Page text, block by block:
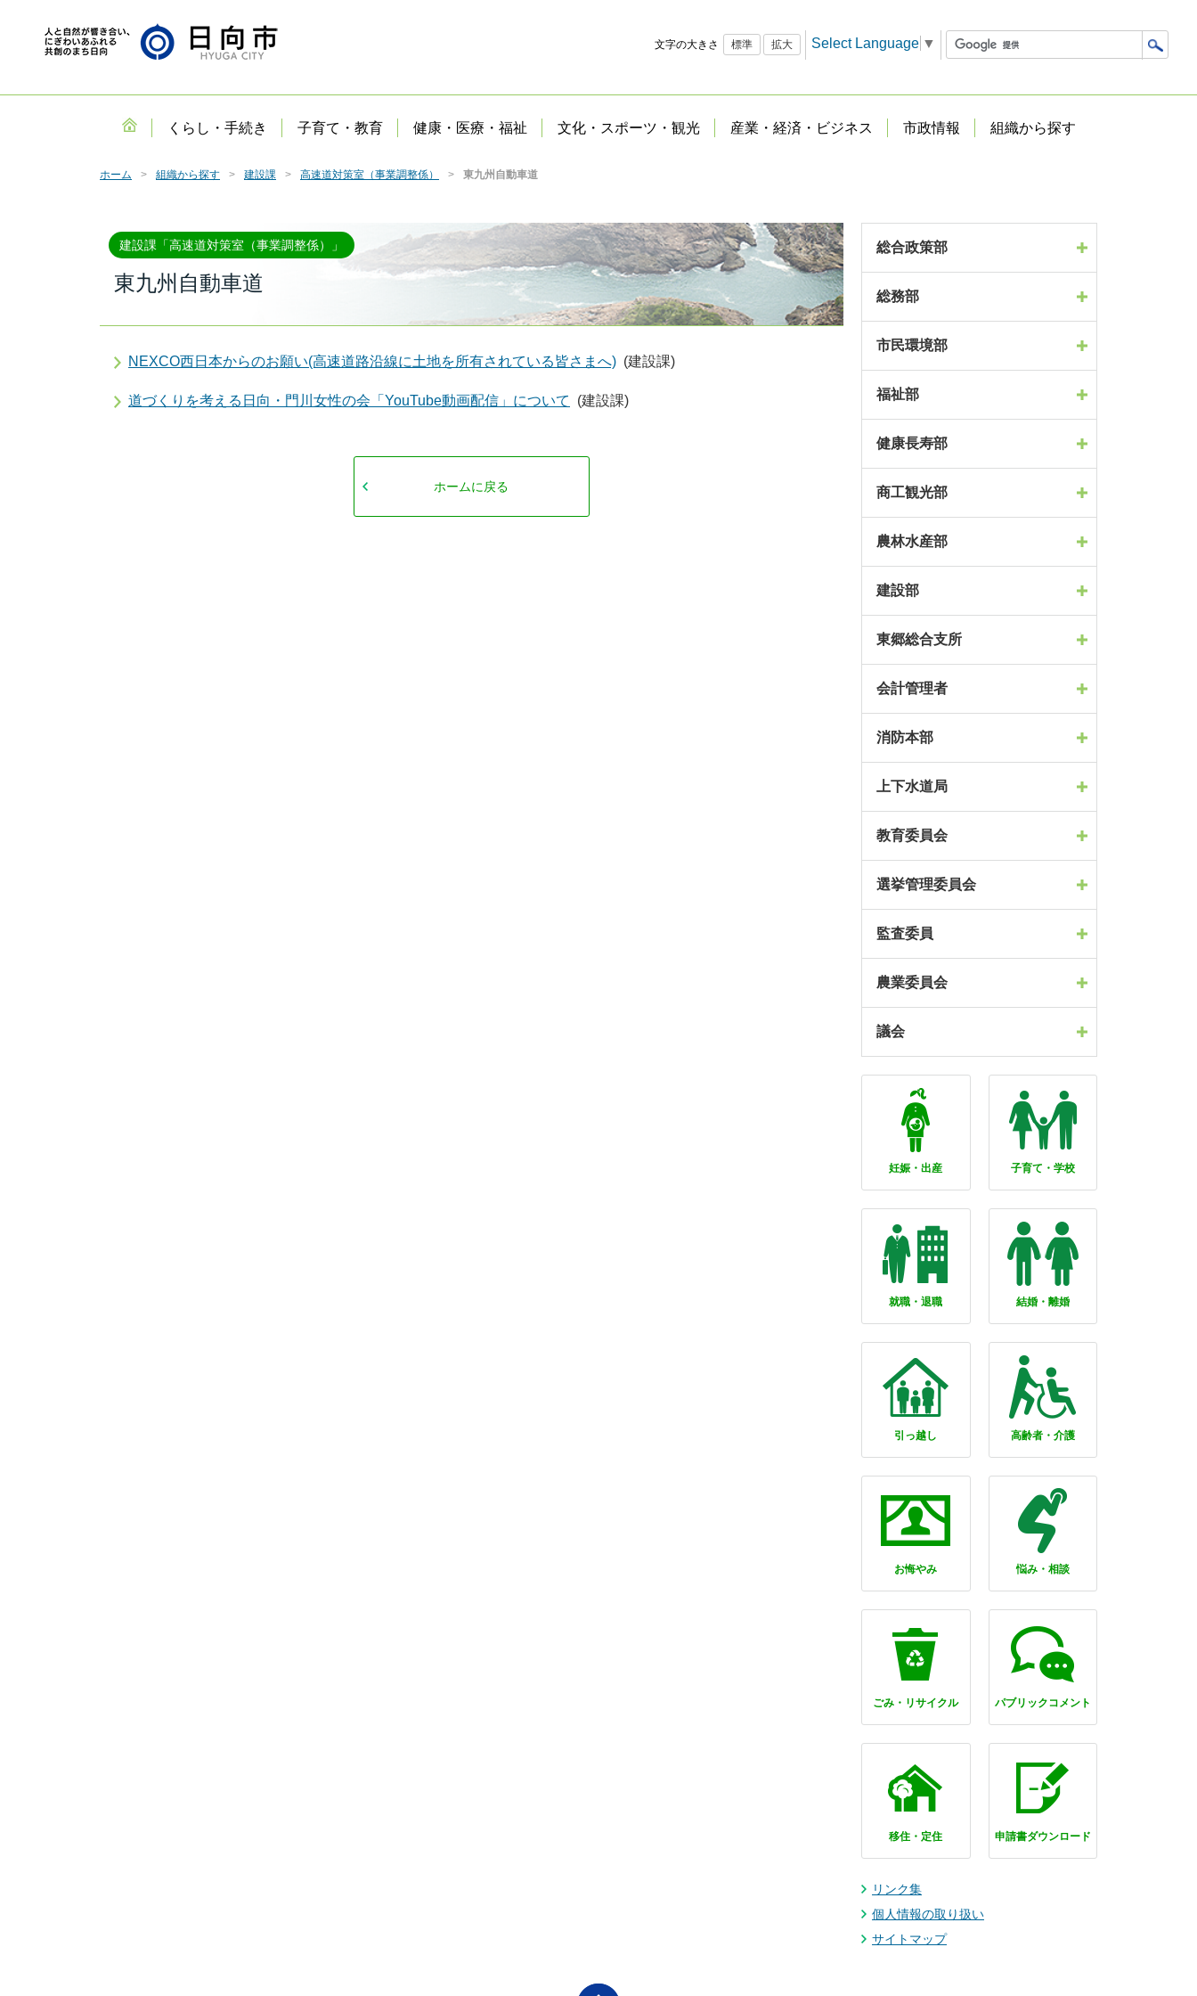
文字の大きさ 標準 拡大 Select Language ▼
くらし・手続き 子育て・教育 健康・医療・福祉 文化・スポーツ・観光 産業・経済・ビジネス 市政情報 組織から探す
ホーム 組織から探す 建設課 高速道対策室（事業調整係） 東九州自動車道
建設課「高速道対策室（事業調整係）」
東九州自動車道
NEXCO西日本からのお願い(高速道路沿線に土地を所有されている皆さまへ) (建設課)
道づくりを考える日向・門川女性の会「YouTube動画配信」について (建設課)
ホームに戻る
総合政策部
総務部
市民環境部
福祉部
健康長寿部
商工観光部
農林水産部
建設部
東郷総合支所
会計管理者
消防本部
上下水道局
教育委員会
選挙管理委員会
監査委員
農業委員会
議会
妊娠・出産 子育て・学校
就職・退職 結婚・離婚
引っ越し 高齢者・介護
お悔やみ 悩み・相談
ごみ・リサイクル パブリックコメント
移住・定住 申請書ダウンロード
リンク集
個人情報の取り扱い
サイトマップ